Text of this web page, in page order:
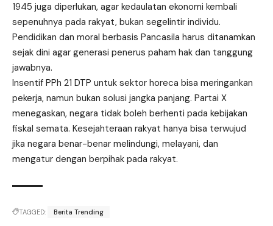
1945 juga diperlukan, agar kedaulatan ekonomi kembali
sepenuhnya pada rakyat, bukan segelintir individu.
Pendidikan dan moral berbasis Pancasila harus ditanamkan
sejak dini agar generasi penerus paham hak dan tanggung
jawabnya.
Insentif PPh 21 DTP untuk sektor horeca bisa meringankan
pekerja, namun bukan solusi jangka panjang. Partai X
menegaskan, negara tidak boleh berhenti pada kebijakan
fiskal semata. Kesejahteraan rakyat hanya bisa terwujud
jika negara benar-benar melindungi, melayani, dan
mengatur dengan berpihak pada rakyat.
TAGGED: Berita Trending